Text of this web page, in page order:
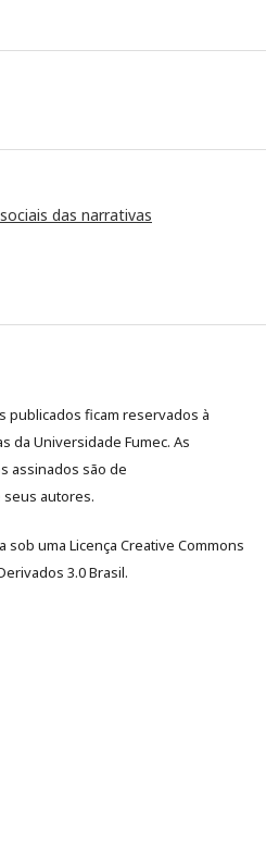
das narrativas
publicados ficam reservados à
da Universidade Fumec. As
assinados são de
autores.
sob uma Licença Creative Commons
3.0 Brasil.